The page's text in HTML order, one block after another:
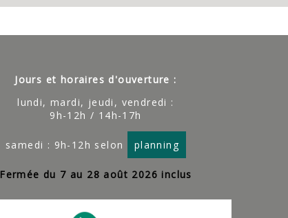
Jours et horaires d'ouverture :
lundi, mardi, jeudi, vendredi :
9h-12h / 14h-17h
samedi : 9h-12h selon planning
Fermée du 7 au 28 août 2026 inclus